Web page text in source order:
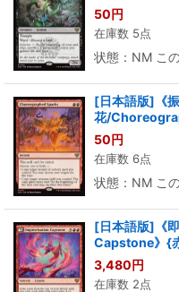
50円
在庫数 5点
状態：NM こ
[日本語版]《
花/
50円
在庫数 6点
状態：NM こ
[日本語版]《
Capstone》{
3,480円
在庫数 2点